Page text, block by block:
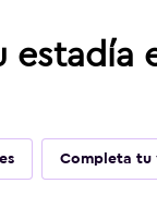
estadía
Completa tu